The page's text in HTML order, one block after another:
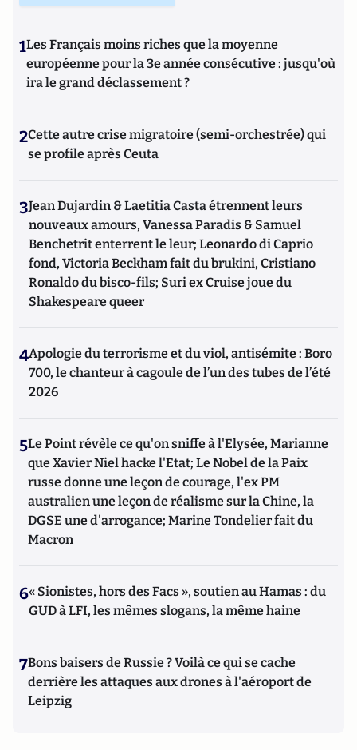
1Les Français moins riches que la moyenne
européenne pour la 3e année consécutive : jusqu'où
ira le grand déclassement ?
2Cette autre crise migratoire (semi-orchestrée) qui
se profile après Ceuta
3Jean Dujardin & Laetitia Casta étrennent leurs
nouveaux amours, Vanessa Paradis & Samuel
Benchetrit enterrent le leur; Leonardo di Caprio
fond, Victoria Beckham fait du brukini, Cristiano
Ronaldo du bisco-fils; Suri ex Cruise joue du
Shakespeare queer
4Apologie du terrorisme et du viol, antisémite : Boro
700, le chanteur à cagoule de l’un des tubes de l’été
2026
5Le Point révèle ce qu'on sniffe à l'Elysée, Marianne
que Xavier Niel hacke l'Etat; Le Nobel de la Paix
russe donne une leçon de courage, l'ex PM
australien une leçon de réalisme sur la Chine, la
DGSE une d'arrogance; Marine Tondelier fait du
Macron
6« Sionistes, hors des Facs », soutien au Hamas : du
GUD à LFI, les mêmes slogans, la même haine
7Bons baisers de Russie ? Voilà ce qui se cache
derrière les attaques aux drones à l'aéroport de
Leipzig